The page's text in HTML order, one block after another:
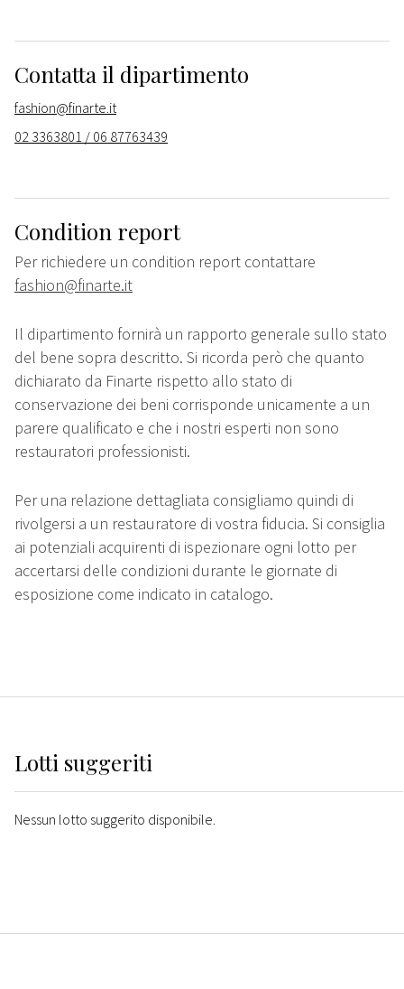
Contatta il dipartimento
fashion@finarte.it
02 3363801 / 06 87763439
Condition report
Per richiedere un condition report contattare
fashion@finarte.it
Il dipartimento fornirà un rapporto generale sullo stato
del bene sopra descritto. Si ricorda però che quanto
dichiarato da Finarte rispetto allo stato di
conservazione dei beni corrisponde unicamente a un
parere qualificato e che i nostri esperti non sono
restauratori professionisti.
Per una relazione dettagliata consigliamo quindi di
rivolgersi a un restauratore di vostra fiducia. Si consiglia
ai potenziali acquirenti di ispezionare ogni lotto per
accertarsi delle condizioni durante le giornate di
esposizione come indicato in catalogo.
Lotti suggeriti
Nessun lotto suggerito disponibile.